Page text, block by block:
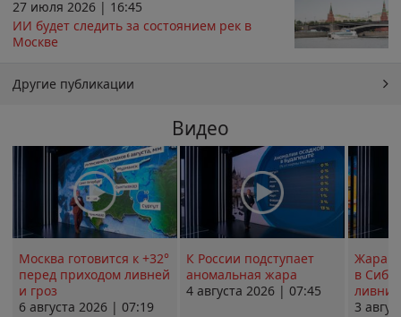
27 июля 2026 | 16:45
ИИ будет следить за состоянием рек в
Москве
Другие публикации
Видео
Москва готовится к +32°
перед приходом ливней
и гроз
6 августа 2026 | 07:19
К России подступает
аномальная жара
4 августа 2026 | 07:45
Жара в
в
ливни
3